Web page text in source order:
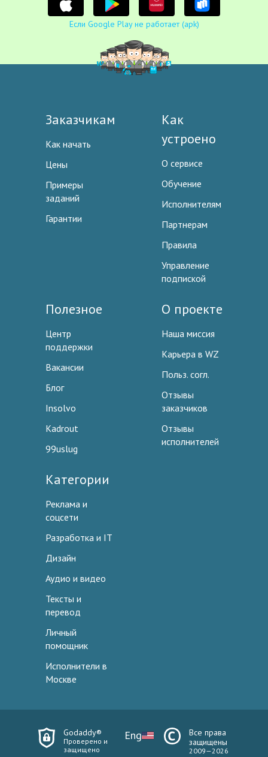
Если Google Play не работает (apk)
Заказчикам
Как начать
Цены
Примеры
заданий
Гарантии
Как
устроено
О сервисе
Обучение
Исполнителям
Партнерам
Правила
Управление
подпиской
Полезное
Центр
поддержки
Вакансии
Блог
Insolvo
Kadrout
99uslug
О проекте
Наша миссия
Карьера в WZ
Польз. согл.
Отзывы
заказчиков
Отзывы
исполнителей
Категории
Реклама и
соцсети
Разработка и IT
Дизайн
Аудио и видео
Тексты и
перевод
Личный
помощник
Исполнители в
Москве
Godaddy®
Проверено и
защищено
Eng
Все права
защищены
2009—2026